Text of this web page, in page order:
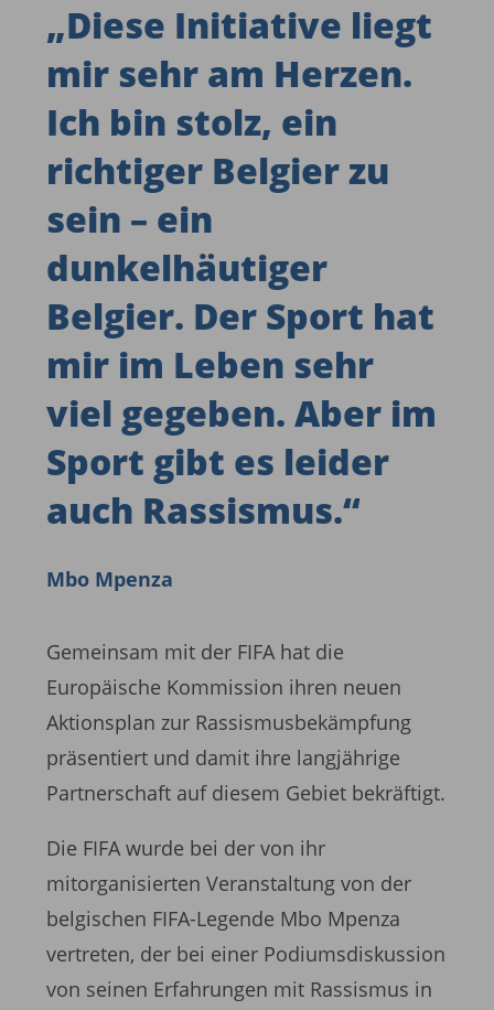
„Diese Initiative liegt
mir sehr am Herzen.
Ich bin stolz, ein
richtiger Belgier zu
sein – ein
dunkelhäutiger
Belgier. Der Sport hat
mir im Leben sehr
viel gegeben. Aber im
Sport gibt es leider
auch Rassismus.“
Mbo Mpenza
Gemeinsam mit der FIFA hat die
Europäische Kommission ihren neuen
Aktionsplan zur Rassismusbekämpfung
präsentiert und damit ihre langjährige
Partnerschaft auf diesem Gebiet bekräftigt.
Die FIFA wurde bei der von ihr
mitorganisierten Veranstaltung von der
belgischen FIFA-Legende Mbo Mpenza
vertreten, der bei einer Podiumsdiskussion
von seinen Erfahrungen mit Rassismus in